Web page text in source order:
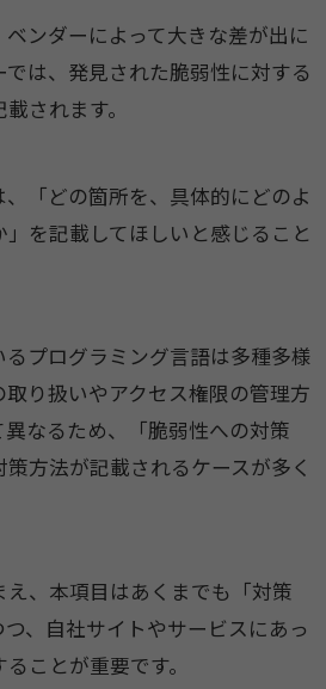
ンダーによって大きな差が出に
は、発見された脆弱性に対する
されます。
「どの箇所を、具体的にどのよ
を記載してほしいと感じること
るプログラミング言語は多種多様
り扱いやアクセス権限の管理方
なるため、「脆弱性への対策
方法が記載されるケースが多く
え、本項目はあくまでも「対策
、自社サイトやサービスにあっ
ことが重要です。